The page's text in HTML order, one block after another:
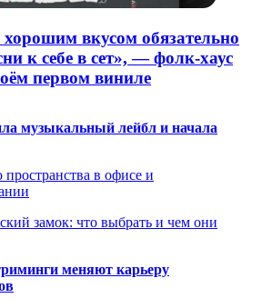
вкусом обязательно
к себе в сет», — фолк-хаус
первом виниле
музыкальный лейбл и начала
в офисе и
замок: что выбрать и чем они
меняют карьеру